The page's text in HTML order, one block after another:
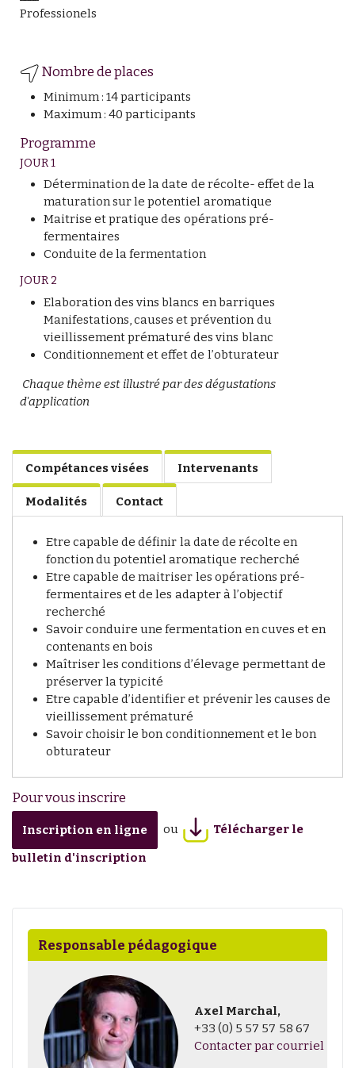
Professionels
Nombre de places
Minimum : 14 participants
Maximum : 40 participants
Programme
JOUR 1
Détermination de la date de récolte- effet de la
maturation sur le potentiel aromatique
Maitrise et pratique des opérations pré-
fermentaires
Conduite de la fermentation
JOUR 2
Elaboration des vins blancs en barriques
Manifestations, causes et prévention du
vieillissement prématuré des vins blanc
Conditionnement et effet de l’obturateur
Chaque thème est illustré par des dégustations
d'application
Compétances visées Intervenants
Modalités Contact
Etre capable de définir la date de récolte en
fonction du potentiel aromatique recherché
Etre capable de maitriser les opérations pré-
fermentaires et de les adapter à l’objectif
recherché
Savoir conduire une fermentation en cuves et en
contenants en bois
Maîtriser les conditions d’élevage permettant de
préserver la typicité
Etre capable d’identifier et prévenir les causes de
vieillissement prématuré
Savoir choisir le bon conditionnement et le bon
obturateur
Pour vous inscrire
Inscription en ligne ou Télécharger le
bulletin d'inscription
Responsable pédagogique
Axel Marchal,
+33 (0) 5 57 57 58 67
Contacter par courriel